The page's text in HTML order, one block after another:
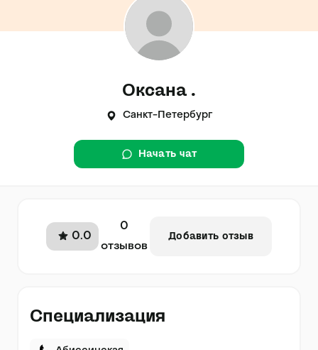
Оксана .
Санкт-Петербург
Начать чат
0.0
0
отзывов
Добавить отзыв
Специализация